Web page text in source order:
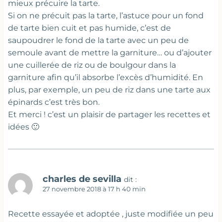
mieux précuire la tarte.
Si on ne précuit pas la tarte, l’astuce pour un fond
de tarte bien cuit et pas humide, c’est de
saupoudrer le fond de la tarte avec un peu de
semoule avant de mettre la garniture… ou d’ajouter
une cuillerée de riz ou de boulgour dans la
garniture afin qu’il absorbe l’excès d’humidité. En
plus, par exemple, un peu de riz dans une tarte aux
épinards c’est très bon.
Et merci ! c’est un plaisir de partager les recettes et
idées 🙂
charles de sevilla dit :
27 novembre 2018 à 17 h 40 min
Recette essayée et adoptée , juste modifiée un peu